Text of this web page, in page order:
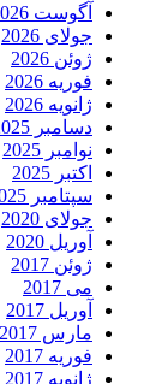
آگوست 2026
جولای 2026
ژوئن 2026
فوریه 2026
ژانویه 2026
دسامبر 2025
نوامبر 2025
اکتبر 2025
سپتامبر 2025
جولای 2020
آوریل 2020
ژوئن 2017
می 2017
آوریل 2017
مارس 2017
فوریه 2017
ژانویه 2017